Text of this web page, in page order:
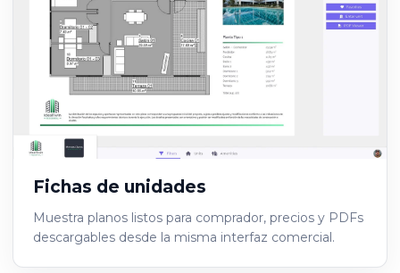
Fichas de unidades
Muestra planos listos para comprador, precios y PDFs
descargables desde la misma interfaz comercial.